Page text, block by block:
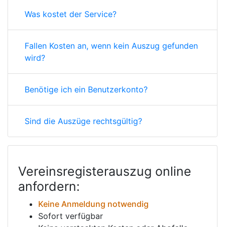
Was kostet der Service?
Fallen Kosten an, wenn kein Auszug gefunden
wird?
Benötige ich ein Benutzerkonto?
Sind die Auszüge rechtsgültig?
Vereinsregisterauszug online
anfordern:
Keine Anmeldung notwendig
Sofort verfügbar